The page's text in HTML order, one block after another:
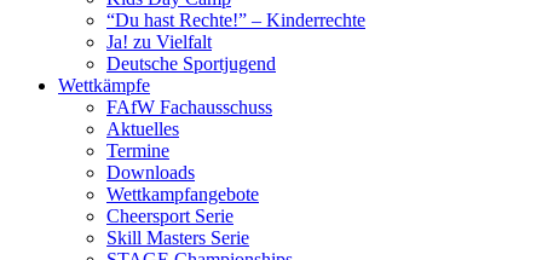
“Du hast Rechte!” – Kinderrechte
Ja! zu Vielfalt
Deutsche Sportjugend
Wettkämpfe
FAfW Fachausschuss
Aktuelles
Termine
Downloads
Wettkampfangebote
Cheersport Serie
Skill Masters Serie